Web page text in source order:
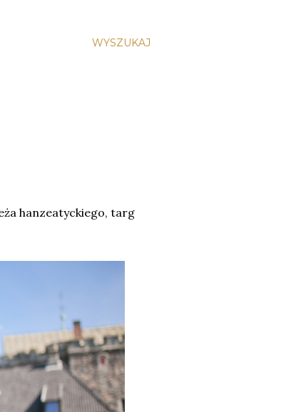
WYSZUKAJ
hanzeatyckiego, targ